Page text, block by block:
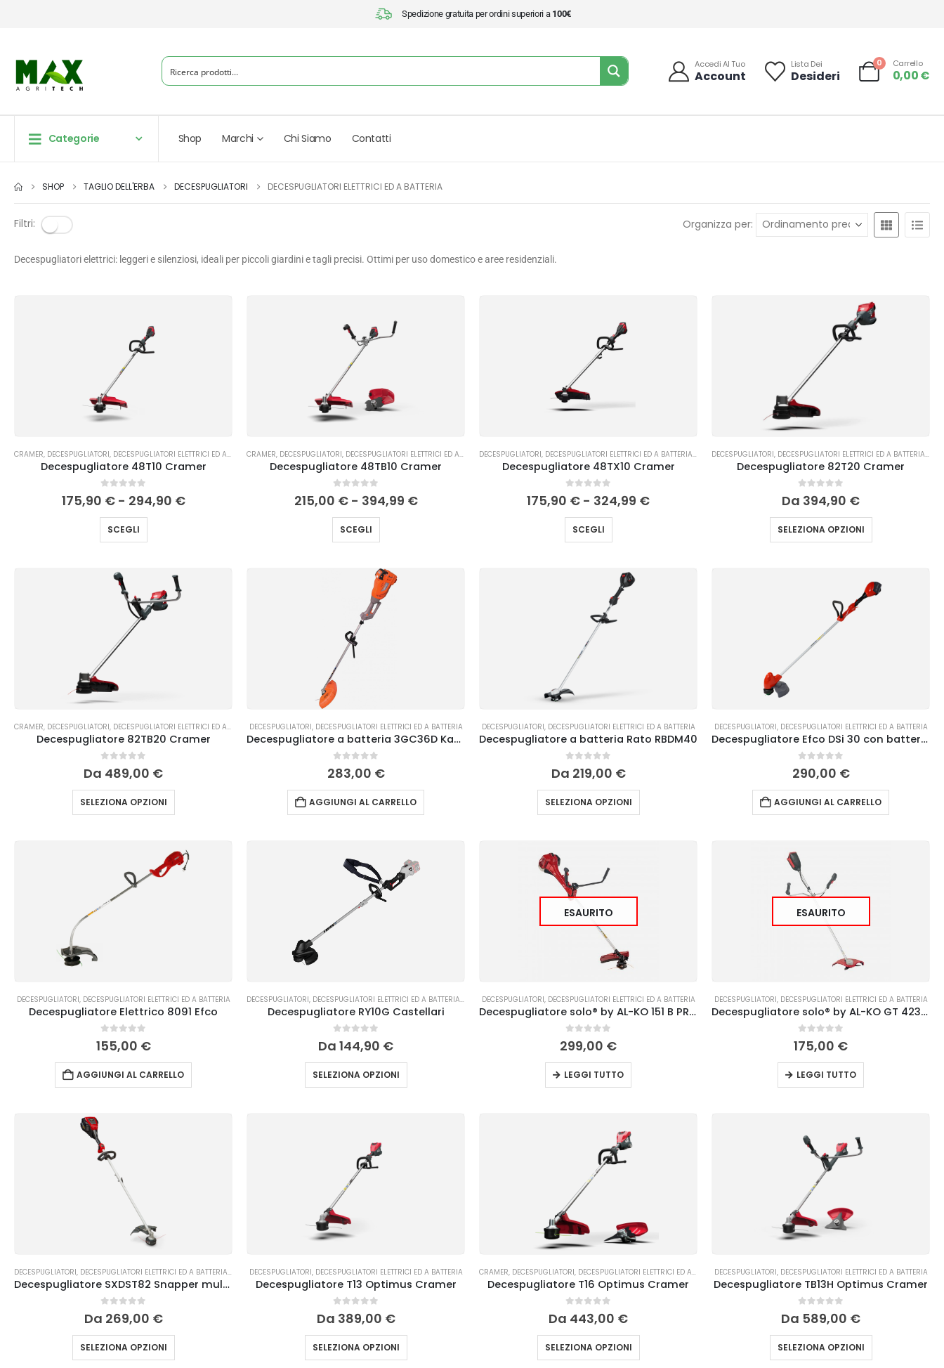
Spedizione gratuita per ordini superiori a 100€
Accedi Al Tuo
Account
Lista Dei
Desideri
0 Carrello
0,00€
Categorie Shop Marchi Chi Siamo Contatti
SHOP TAGLIO DELL'ERBA DECESPUGLIATORI DECESPUGLIATORI ELETTRICI ED A BATTERIA
Filtri: Organizza per:
Decespugliatori elettrici: leggeri e silenziosi, ideali per piccoli giardini e tagli precisi. Ottimi per uso domestico e aree residenziali.
CRAMER, DECESPUGLIATORI, DECESPUGLIATORI ELETTRICI ED A BATTERIA ,TAGLIO DELL'ERBA
Decespugliatore 48T10 Cramer
Su 5
175,90 € - 294,90 €
SCEGLI
CRAMER, DECESPUGLIATORI, DECESPUGLIATORI ELETTRICI ED A BATTERIA
Decespugliatore 48TB10 Cramer
0 Su 5
215,00 € - 394,99 €
SCEGLI
DECESPUGLIATORI, DECESPUGLIATORI ELETTRICI ED A BATTERIA, TAGLIO DELL'ERBA
Decespugliatore 48TX10 Cramer
Su 5
175,90 € - 324,99 €
SCEGLI
DECESPUGLIATORI, DECESPUGLIATORI ELETTRICI ED A BATTERIA,
Decespugliatore 82T20 Cramer
Su 5
Da 394,90 €
SELEZIONA OPZIONI
CRAMER, DECESPUGLIATORI, DECESPUGLIATORI ELETTRICI ED A BATTERIA
Decespugliatore 82TB20 Cramer
Su 5
Da 489,00 €
SELEZIONA OPZIONI
DECESPUGLIATORI, DECESPUGLIATORI ELETTRICI ED A BATTERIA
Decespugliatore a batteria 3GC36D Kasei
0Su 5
283,00 €
AGGIUNGI AL CARRELLO
DECESPUGLIATORI, DECESPUGLIATORI ELETTRICI ED A BATTERIA
Decespugliatore a batteria Rato RBDM40
Su 5
Da 219,00 €
SELEZIONA OPZIONI
DECESPUGLIATORI, DECESPUGLIATORI ELETTRICI ED A BATTERIA
Decespugliatore Efco DSi 30 con batteria Bi 2,0 EF e caricabatterie CRG
0Su 5
290,00 €
AGGIUNGI AL CARRELLO
DECESPUGLIATORI, DECESPUGLIATORI ELETTRICI ED A BATTERIA
Decespugliatore Elettrico 8091 Efco
0Su 5
155,00 €
AGGIUNGI AL CARRELLO
DECESPUGLIATORI, DECESPUGLIATORI ELETTRICI ED A BATTERIA, TAGLIO DELL'ERBA
Decespugliatore RY10G Castellari
Su 5
Da 144,90 €
SELEZIONA OPZIONI
ESAURITO
DECESPUGLIATORI, DECESPUGLIATORI ELETTRICI ED A BATTERIA
Decespugliatore solo® by AL-KO 151 B PREMIUMpro a scoppio
0Su 5
299,00 €
LEGGI TUTTO
ESAURITO
DECESPUGLIATORI, DECESPUGLIATORI ELETTRICI ED A BATTERIA
Decespugliatore solo® by AL-KO GT 4235.2 a batteria
0Su 5
175,00 €
LEGGI TUTTO
DECESPUGLIATORI, DECESPUGLIATORI ELETTRICI ED A BATTERIA, TAGLIO DELL'ERBA
Decespugliatore SXDST82 Snapper multifunzione a batteria 82V
Su 5
Da 269,00 €
SELEZIONA OPZIONI
DECESPUGLIATORI, DECESPUGLIATORI ELETTRICI ED A BATTERIA
Decespugliatore T13 Optimus Cramer
Su 5
Da 389,00 €
SELEZIONA OPZIONI
CRAMER, DECESPUGLIATORI, DECESPUGLIATORI ELETTRICI ED A BATTERIA ,DECESPUGLIATORI MULTIFUNZIONE
Decespugliatore T16 Optimus Cramer
Su 5
Da 443,00 €
SELEZIONA OPZIONI
DECESPUGLIATORI, DECESPUGLIATORI ELETTRICI ED A BATTERIA
Decespugliatore TB13H Optimus Cramer
0Su 5
Da 589,00 €
SELEZIONA OPZIONI